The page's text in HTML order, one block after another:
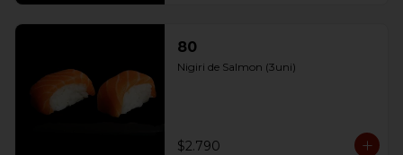
80
Nigiri de Salmon (3uni)
$2.790